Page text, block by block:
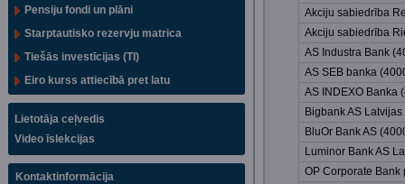
Pensiju fondi un plāni
Starptautisko rezervju matrica
Tiešās investīcijas (TI)
Eiro kurss attiecībā pret latu
Lietotāja ceļvedis
Video īslekcijas
Kontaktinformācija
Akciju sabiedrība
Akciju sabiedrība
AS Industra Bank
AS SEB banka
AS INDEXO Banka
Bigbank AS
BluOr Bank AS
Luminor Bank AS
OP Corporate